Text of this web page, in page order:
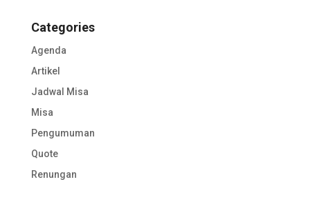
Categories
Agenda
Artikel
Jadwal Misa
Misa
Pengumuman
Quote
Renungan